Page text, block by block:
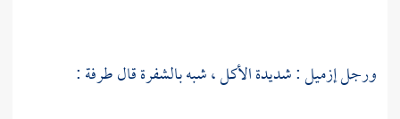
ورجل إزميل : شديدة الأكل ، شبه بالشفرة قالطرفة: